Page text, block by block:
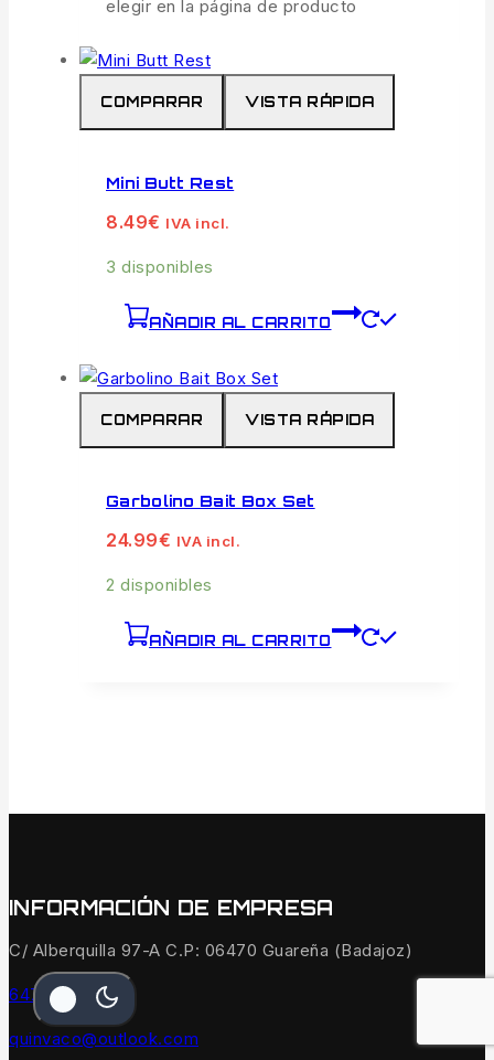
elegir en la página de producto
COMPARAR VISTA RÁPIDA
Mini Butt Rest
8.49€ IVA incl.
3 disponibles
AÑADIR AL CARRITO
COMPARAR VISTA RÁPIDA
Garbolino Bait Box Set
24.99€ IVA incl.
2 disponibles
AÑADIR AL CARRITO
INFORMACIÓN DE EMPRESA
C/ Alberquilla 97-A C.P: 06470 Guareña (Badajoz)
647 15 56 54
quinvaco@outlook.com